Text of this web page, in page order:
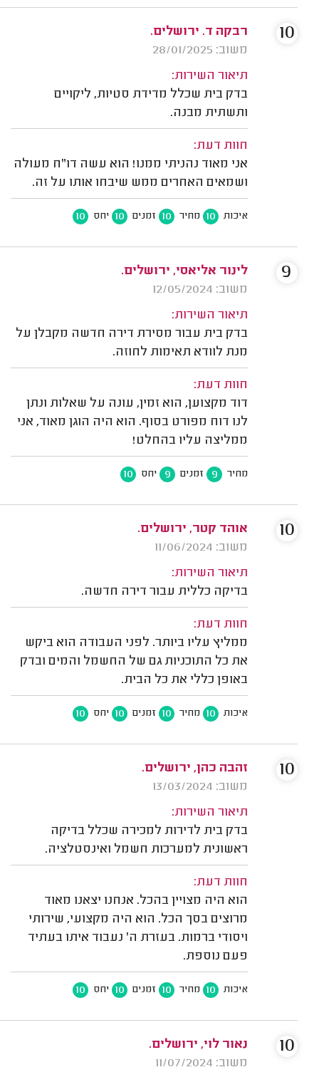
רבקה ד. ירושלים.
משוב: 28/01/2025
תיאור השירות:
בדק בית שכלל מדידת סטיות, ליקויים
ותשתית מבנה.
חוות דעת:
אני מאוד נהניתי ממנו! הוא עשה דו"ח מעולה
ושמאים האחרים ממש שיבחו אותו על זה.
איכות 10 מחיר 10 זמנים 10 יחס 10
10
לינור אליאסי, ירושלים.
משוב: 12/05/2024
תיאור השירות:
בדק בית עבור מסירת דירה חדשה מקבלן על
מנת לוודא תאימות לחוזה.
חוות דעת:
דוד מקצוען, הוא זמין, עונה על שאלות ונתן
לנו דוח מפורט בסוף. הוא היה הוגן מאוד, אני
ממליצה עליו בהחלט!
מחיר 9 זמנים 9 יחס 10
9
אוהד קטר, ירושלים.
משוב: 11/06/2024
תיאור השירות:
בדיקה כללית עבור דירה חדשה.
חוות דעת:
ממליץ עליו ביותר. לפני העבודה הוא ביקש
את כל התוכניות גם של החשמל והמים ובדק
באופן כללי את כל הבית.
איכות 10 מחיר 10 זמנים 10 יחס 10
10
זהבה כהן, ירושלים.
משוב: 13/03/2024
תיאור השירות:
בדק בית לדירות למכירה שכלל בדיקה
ראשונית למערכות חשמל ואינסטלציה.
חוות דעת:
הוא היה מצויין בהכל. אנחנו יצאנו מאוד
מרוצים בסך הכל. הוא היה מקצועי, שירותי
ויסודי ברמות. בעזרת ה' נעבוד איתו בעתיד
פעם נוספת.
איכות 10 מחיר 10 זמנים 10 יחס 10
10
נאור לוי, ירושלים.
משוב: 11/07/2024
10